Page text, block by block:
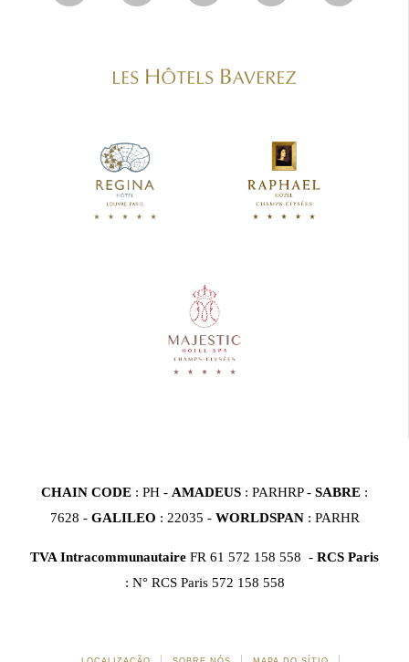
CHAIN CODE : PH - AMADEUS : PARHRP - SABRE :
7628 - GALILEO : 22035 - WORLDSPAN : PARHR
TVA Intracommunautaire FR 61 572 158 558 - RCS Paris
: N° RCS Paris 572 158 558